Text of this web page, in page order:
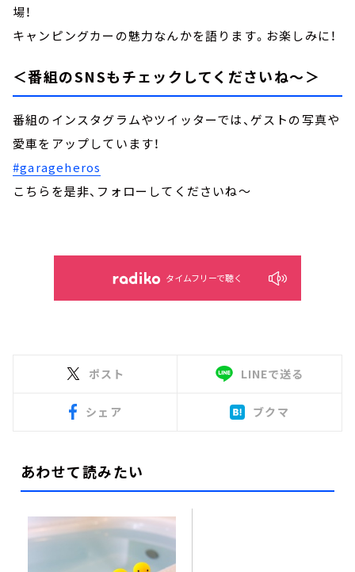
場！
キャンピングカーの魅力なんかを語ります。お楽しみに！
＜番組のSNSもチェックしてくださいね～＞
番組のインスタグラムやツイッターでは、ゲストの写真や
愛車をアップしています！
#garageheros
こちらを是非、フォローしてくださいね～
タイムフリーで聴く
ポスト LINEで送る
シェア ブクマ
あわせて読みたい